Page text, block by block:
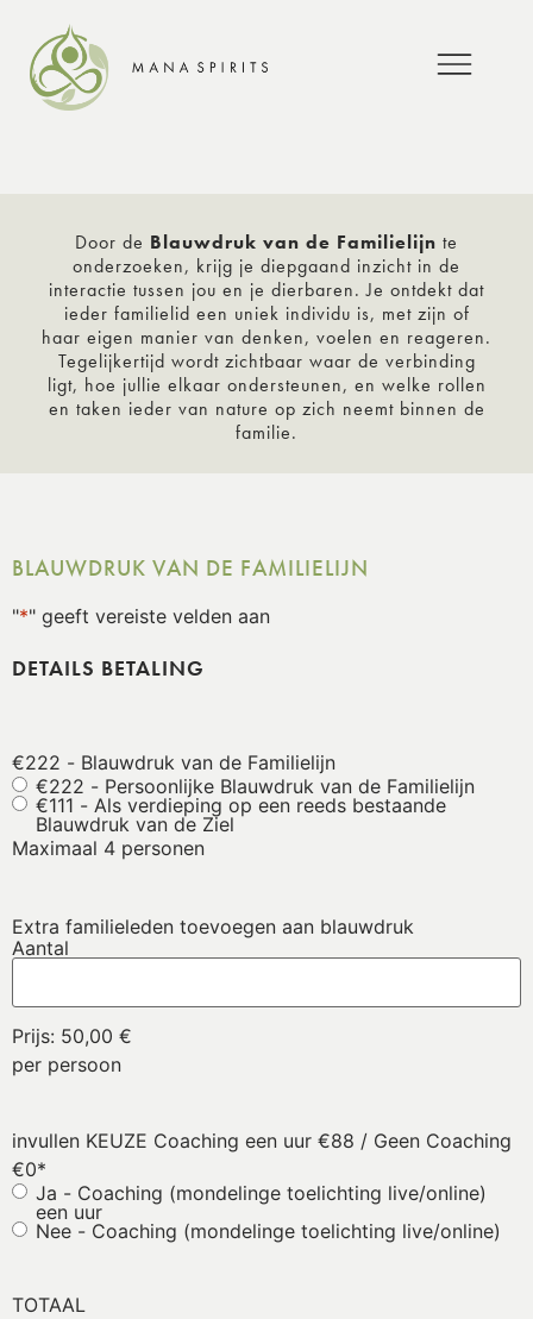
Door de Blauwdruk van de Familielijn te
onderzoeken, krijg je diepgaand inzicht in de
interactie tussen jou en je dierbaren. Je ontdekt dat
ieder familielid een uniek individu is, met zijn of
haar eigen manier van denken, voelen en reageren.
Tegelijkertijd wordt zichtbaar waar de verbinding
ligt, hoe jullie elkaar ondersteunen, en welke rollen
en taken ieder van nature op zich neemt binnen de
familie.
BLAUWDRUK VAN DE FAMILIELIJN
"*" geeft vereiste velden aan
DETAILS BETALING
€222 - Blauwdruk van de Familielijn
€222 - Persoonlijke Blauwdruk van de Familielijn
€111 - Als verdieping op een reeds bestaande
Blauwdruk van de Ziel
Maximaal 4 personen
Extra familieleden toevoegen aan blauwdruk
Prijs: 50,00 €
Aantal
per persoon
invullen KEUZE Coaching een uur €88 / Geen Coaching
€0*
Ja - Coaching (mondelinge toelichting live/online)
een uur
Nee - Coaching (mondelinge toelichting live/online)
TOTAAL